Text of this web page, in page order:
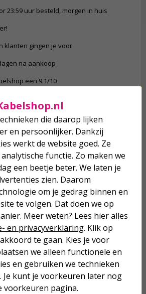
23:59 uur besteld, morgen in huis
klanten gingen je voor
na aankoop
een 9.1/10
ook...
| Goobay (IP66)
voor buiten | Q-link
Zwart)
voor buiten | Q-link
Zwart)
die daarop lijken
en persoonlijker. Dankzij
werkt de website goed. Ze
functie. Zo maken we
een beetje beter. We laten je
zien. Daarom
om je gedrag binnen en
te volgen. Dat doen we op
Meer weten? Lees hier alles
en privacyverklaring. Klik op
te gaan. Kies je voor
we alleen functionele en
en gebruiken we technieken
Je kunt je voorkeuren later nog
voorkeuren pagina.